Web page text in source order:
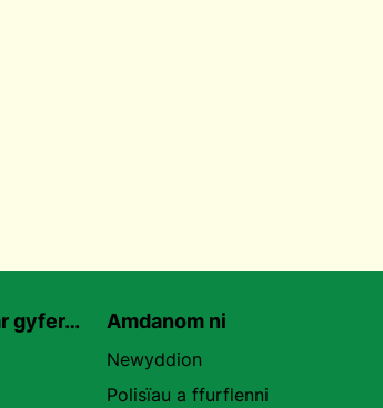
gyfer… Amdanom ni
Newyddion
Polisïau a ffurflenni